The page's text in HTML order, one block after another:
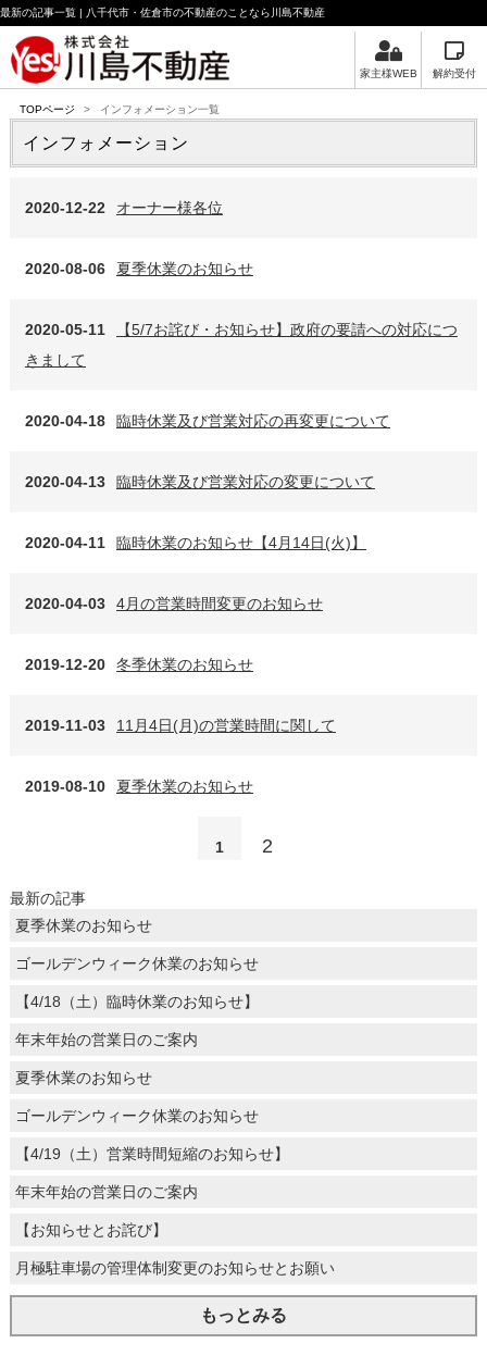
最新の記事一覧 | 八千代市・佐倉市の不動産のことなら川島不動産
家主様WEB 解約受付
TOPページ > インフォメーション一覧
インフォメーション
2020-12-22 オーナー様各位
2020-08-06 夏季休業のお知らせ
2020-05-11
【5/7お詫び・お知らせ】政府の要請への対応につ
きまして
2020-04-18 臨時休業及び営業対応の再変更について
2020-04-13 臨時休業及び営業対応の変更について
2020-04-11 臨時休業のお知らせ【4月14日(火)】
2020-04-03 4月の営業時間変更のお知らせ
2019-12-20 冬季休業のお知らせ
2019-11-03 11月4日(月)の営業時間に関して
2019-08-10 夏季休業のお知らせ
1 2
最新の記事
夏季休業のお知らせ
ゴールデンウィーク休業のお知らせ
【4/18（土）臨時休業のお知らせ】
年末年始の営業日のご案内
夏季休業のお知らせ
ゴールデンウィーク休業のお知らせ
【4/19（土）営業時間短縮のお知らせ】
年末年始の営業日のご案内
【お知らせとお詫び】
月極駐車場の管理体制変更のお知らせとお願い
もっとみる